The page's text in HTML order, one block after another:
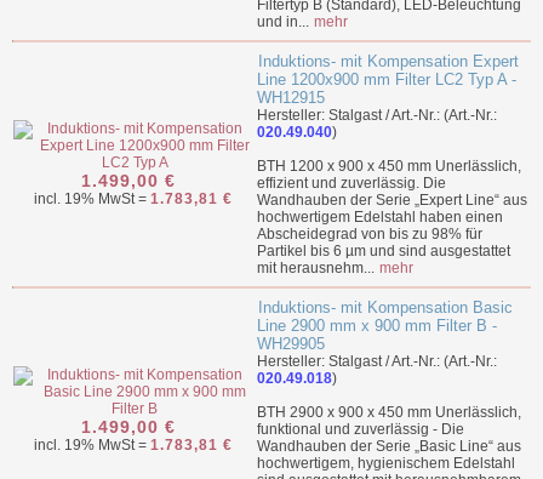
Filtertyp B (Standard), LED-Beleuchtung
und in... mehr
1.499,00 €
incl. 19% MwSt = 1.783,81 €
Induktions- mit Kompensation Expert
Line 1200x900 mm Filter LC2 Typ A -
WH12915
Hersteller: Stalgast / Art.-Nr.: (Art.-Nr.:
020.49.040)
BTH 1200 x 900 x 450 mm Unerlässlich,
effizient und zuverlässig. Die
Wandhauben der Serie „Expert Line“ aus
hochwertigem Edelstahl haben einen
Abscheidegrad von bis zu 98% für
Partikel bis 6 µm und sind ausgestattet
mit herausnehm... mehr
1.499,00 €
incl. 19% MwSt = 1.783,81 €
Induktions- mit Kompensation Basic
Line 2900 mm x 900 mm Filter B -
WH29905
Hersteller: Stalgast / Art.-Nr.: (Art.-Nr.:
020.49.018)
BTH 2900 x 900 x 450 mm Unerlässlich,
funktional und zuverlässig - Die
Wandhauben der Serie „Basic Line“ aus
hochwertigem, hygienischem Edelstahl